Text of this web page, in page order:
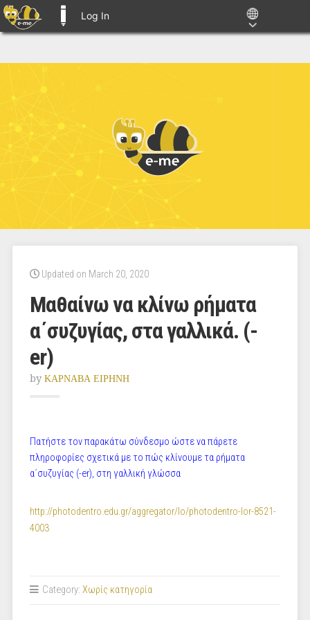
Log In
Updated on March 20, 2020
Μαθαίνω να κλίνω ρήματα
α΄συζυγίας, στα γαλλικά. (-
er)
by ΚΑΡΝΑΒΑ ΕΙΡΗΝΗ
Πατήστε τον παρακάτω σύνδεσμο ώστε να πάρετε
πληροφορίες σχετικά με το πώς κλίνουμε τα ρήματα
α΄συζυγίας (-er), στη γαλλική γλώσσα
http://photodentro.edu.gr/aggregator/lo/photodentro-lor-8521-
4003
Category: Χωρίς κατηγορία